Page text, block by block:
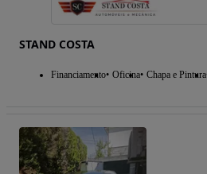
STAND COSTA
Financiamento Oficina Chapa e Pintura